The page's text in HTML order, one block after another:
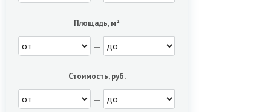
Площадь, м²
—
Стоимость, руб.
—